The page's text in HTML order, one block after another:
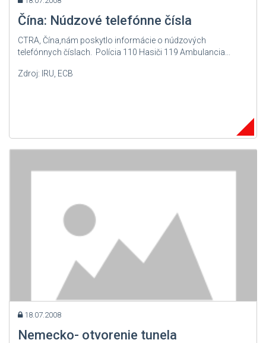
Čína: Núdzové telefónne čísla
CTRA, Čína,nám poskytlo informácie o núdzových
telefónnych číslach. Polícia 110 Hasiči 119 Ambulancia...
Zdroj: IRU, ECB
18.07.2008
Nemecko- otvorenie tunela